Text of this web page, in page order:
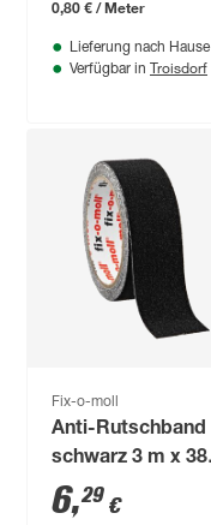
0,80 € / Meter
Lieferung nach Hause
Verfügbar in Troisdorf
Fix-o-moll
Anti-Rutschband
schwarz 3 m x 38
mm
6,29 €